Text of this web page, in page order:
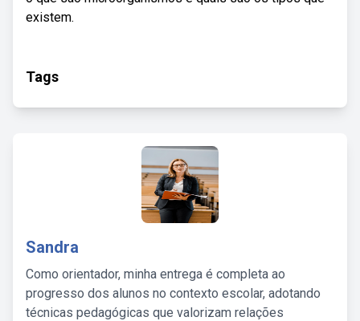
existem.
Tags
Sandra
Como orientador, minha entrega é completa ao
progresso dos alunos no contexto escolar, adotando
técnicas pedagógicas que valorizam relações